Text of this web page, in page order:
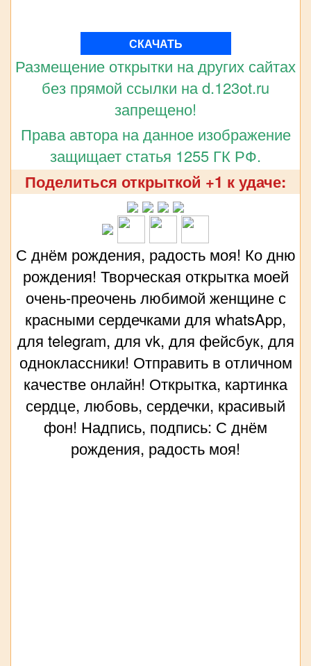
СКАЧАТЬ
Размещение открытки на других сайтах
без прямой ссылки на d.123ot.ru
запрещено!
Права автора на данное изображение
защищает статья 1255 ГК РФ.
Поделиться открыткой +1 к удаче:
С днём рождения, радость моя! Ко дню
рождения! Творческая открытка моей
очень-преочень любимой женщине с
красными сердечками для whatsApp,
для telegram, для vk, для фейсбук, для
одноклассники! Отправить в отличном
качестве онлайн! Открытка, картинка
сердце, любовь, сердечки, красивый
фон! Надпись, подпись: С днём
рождения, радость моя!